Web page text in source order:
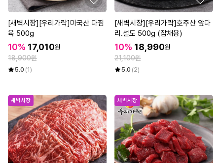
[새벽시장][우리가락]미국산 다짐
육 500g
10% 17,010원
18,900원
5.0 (1)
[새벽시장][우리가락]호주산 앞다
리.설도 500g (잡채용)
10% 18,990원
21,100원
5.0 (2)
새벽시장 새벽시장